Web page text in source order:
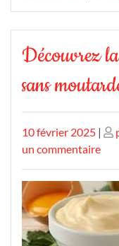
Découvrez
sans
Publié
le
10 février 2025 |
un commentairesur
la